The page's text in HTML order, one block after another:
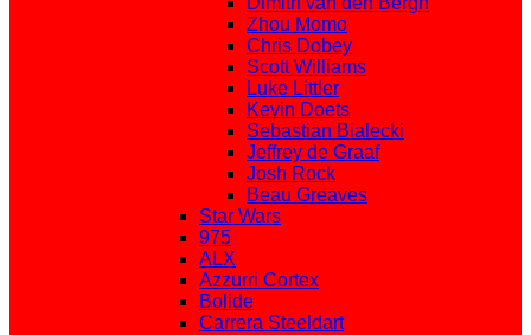
Zhou Momo
Chris Dobey
Scott Williams
Luke Littler
Kevin Doets
Sebastian Bialecki
Jeffrey de Graaf
Josh Rock
Beau Greaves
Star Wars
975
ALX
Azzurri Cortex
Bolide
Carrera Steeldart